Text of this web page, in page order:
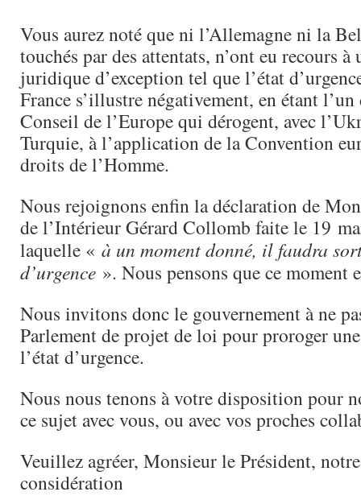
Vous aurez noté que ni l’Allemagne ni la
touchés par des attentats, n’ont eu recours à
juridique d’exception tel que l’état
France s’illustre négativement, en étant l’un
Conseil de l’Europe qui dérogent, avec
Turquie, à l’application de la Convention
droits de l’Homme.
Nous rejoignons enfin la déclaration de
de l’Intérieur Gérard Collomb faite le 19
laquelle « à un moment donné, il faudra
d’urgence ». Nous pensons que ce moment
Nous invitons donc le gouvernement à ne
Parlement de projet de loi pour proroger
l’état d’urgence.
Nous nous tenons à votre disposition pour
ce sujet avec vous, ou avec vos proches
Veuillez agréer, Monsieur le Président,
considération